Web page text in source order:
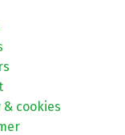
& cookies